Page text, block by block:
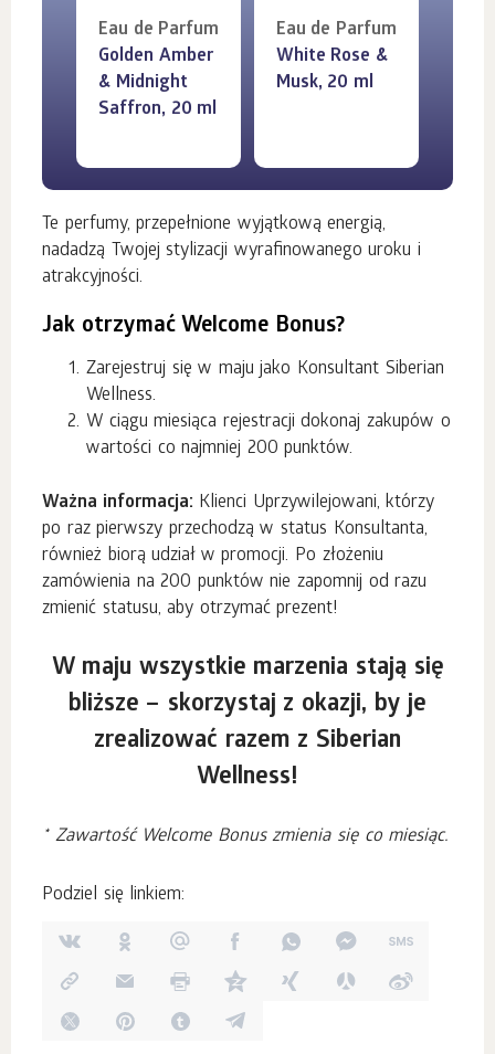
Eau de Parfum
Golden Amber
& Midnight
Saffron, 20 ml
Eau de Parfum
White Rose &
Musk, 20 ml
Te perfumy, przepełnione wyjątkową energią,
nadadzą Twojej stylizacji wyrafinowanego uroku i
atrakcyjności.
Jak otrzymać Welcome Bonus?
Zarejestruj się w maju jako Konsultant Siberian
Wellness.
W ciągu miesiąca rejestracji dokonaj zakupów o
wartości co najmniej 200 punktów.
Ważna informacja: Klienci Uprzywilejowani, którzy
po raz pierwszy przechodzą w status Konsultanta,
również biorą udział w promocji. Po złożeniu
zamówienia na 200 punktów nie zapomnij od razu
zmienić statusu, aby otrzymać prezent!
W maju wszystkie marzenia stają się
bliższe – skorzystaj z okazji, by je
zrealizować razem z Siberian
Wellness!
* Zawartość Welcome Bonus zmienia się co miesiąc.
Podziel się linkiem: